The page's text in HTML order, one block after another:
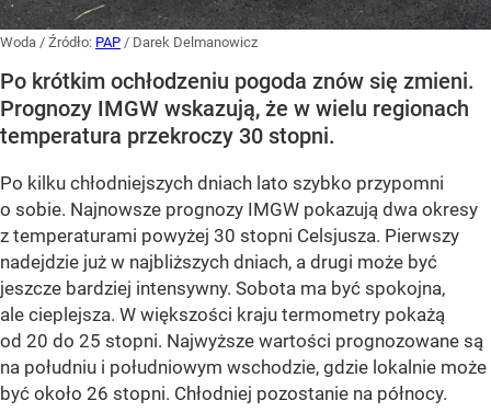
Woda / Źródło: PAP / Darek Delmanowicz
Po krótkim ochłodzeniu pogoda znów się zmieni.
Prognozy IMGW wskazują, że w wielu regionach
temperatura przekroczy 30 stopni.
Po kilku chłodniejszych dniach lato szybko przypomni
o sobie. Najnowsze prognozy IMGW pokazują dwa okresy
z temperaturami powyżej 30 stopni Celsjusza. Pierwszy
nadejdzie już w najbliższych dniach, a drugi może być
jeszcze bardziej intensywny. Sobota ma być spokojna,
ale cieplejsza. W większości kraju termometry pokażą
od 20 do 25 stopni. Najwyższe wartości prognozowane są
na południu i południowym wschodzie, gdzie lokalnie może
być około 26 stopni. Chłodniej pozostanie na północy.